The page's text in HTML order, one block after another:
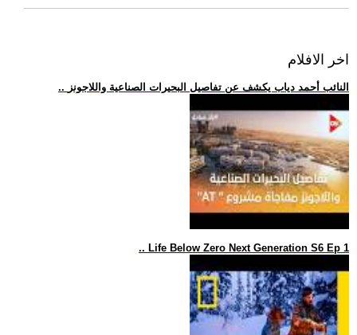
اخر الافلام
.. النائب أحمد دياب يكشف عن تفاصيل البحيرات الصناعية واللاجونز
.. Life Below Zero Next Generation S6 Ep 1